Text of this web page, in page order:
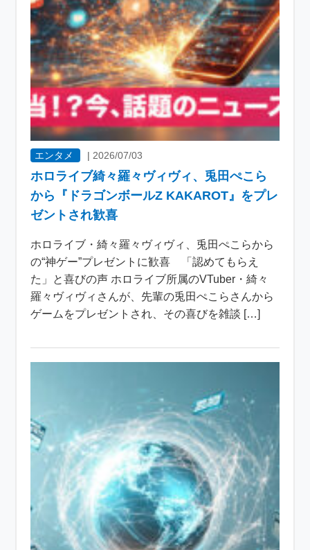
エンタメ | 2026/07/03
ホロライブ綺々羅々ヴィヴィ、兎田ぺこら
から『ドラゴンボールZ KAKAROT』をプレ
ゼントされ歓喜
ホロライブ・綺々羅々ヴィヴィ、兎田ぺこらから
の“神ゲー”プレゼントに歓喜 「認めてもらえ
た」と喜びの声 ホロライブ所属のVTuber・綺々
羅々ヴィヴィさんが、先輩の兎田ぺこらさんから
ゲームをプレゼントされ、その喜びを雑談 […]